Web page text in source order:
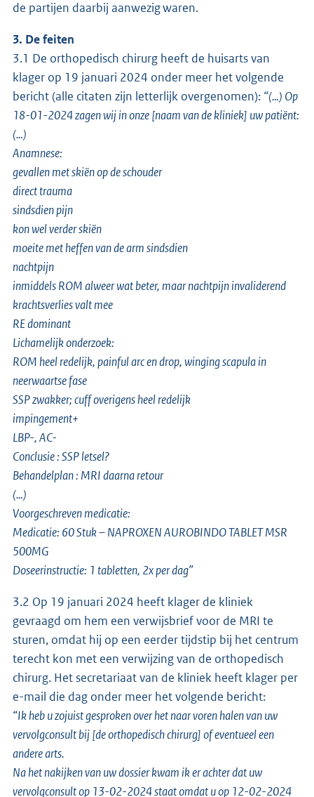
de partijen daarbij aanwezig waren.
3. De feiten
3.1 De orthopedisch chirurg heeft de huisarts van
klager op 19 januari 2024 onder meer het volgende
bericht (alle citaten zijn letterlijk overgenomen): “(…) Op
18-01-2024 zagen wij in onze [naam van de kliniek] uw patiënt:
(…)
Anamnese:
gevallen met skiën op de schouder
direct trauma
sindsdien pijn
kon wel verder skiën
moeite met heffen van de arm sindsdien
nachtpijn
inmiddels ROM alweer wat beter, maar nachtpijn invaliderend
krachtsverlies valt mee
RE dominant
Lichamelijk onderzoek:
ROM heel redelijk, painful arc en drop, winging scapula in
neerwaartse fase
SSP zwakker; cuff overigens heel redelijk
impingement+
LBP-, AC-
Conclusie : SSP letsel?
Behandelplan : MRI daarna retour
(…)
Voorgeschreven medicatie:
Medicatie: 60 Stuk – NAPROXEN AUROBINDO TABLET MSR
500MG
Doseerinstructie: 1 tabletten, 2x per dag”
3.2 Op 19 januari 2024 heeft klager de kliniek
gevraagd om hem een verwijsbrief voor de MRI te
sturen, omdat hij op een eerder tijdstip bij het centrum
terecht kon met een verwijzing van de orthopedisch
chirurg. Het secretariaat van de kliniek heeft klager per
e-mail die dag onder meer het volgende bericht:
“Ik heb u zojuist gesproken over het naar voren halen van uw
vervolgconsult bij [de orthopedisch chirurg] of eventueel een
andere arts.
Na het nakijken van uw dossier kwam ik er achter dat uw
vervolgconsult op 13-02-2024 staat omdat u op 12-02-2024